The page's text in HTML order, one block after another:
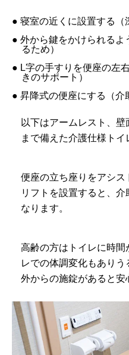
● 寝室の近くに設置する（
● 外から鍵をかけられるよ
るため）
● L字の手すりを便座の左
きのサポート）
● 昇降式の便座にする（介
以下はアームレスト、
まで備えた介護仕様トイ
便座の立ち座りをアシス
リフトを設置すると、
なります。
高齢の方はトイレに時間
レでの体調変化もあり
外からの施錠があると安